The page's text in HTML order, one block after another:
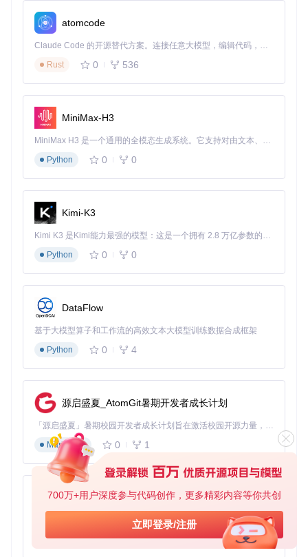
700万+用户深度参与代码创作，更多精彩内容等你共创
立即登录/注册
按键事件拦截与重映射
工具通过拦截底层鼠标事件，将原本被系统忽略的按键输入转
化为有意义的操作指令。这一机制如同为鼠标配备了"多语言
图1：Mac Mouse Fix按键配置界面，展示如何将鼠标侧键映
射为系统功能
滚动曲线优化引擎
内置的滚动曲线优化算法能够模拟触控板的平滑滚动体验。不
应用场景化配置系统
标，多种身份"。例如，在浏览器中侧键可设为前进/后退，在
职业场景应用指南
不同职业的工作流对鼠标操作有不同需求，Mac Mouse Fix提
供的灵活配置功能能够针对性解决各行业痛点。以下是三个典
软件开发工程师配置方案
核心需求 ：快速文件导航、代码注释切换、多窗口管理
推荐配置：
左侧键：前进（在IDE中导航历史）
右侧键：后退（在IDE中导航历史）
中键+滚轮：代码缩放
侧键+拖动：多光标选择
：代码浏览速度提升约30%，减少键盘快捷键操作频
atomcode
Claude Code 的开源替代方案。连接任意大模型，编辑代码，运行命令，自动验证 — 全自动执行。用 Rust 构建，极致性能。 ｜ An open-source alternative to Claude Code. Connect any LLM, edit code, run commands, and verify changes — autonomously. Built in Rust for speed. Get Started
Rust
0 536
MiniMax-H3
MiniMax H3 是一个通用的全模态生成系统。它支持对由文本、图像、视频和音频组成的多模态上下文进行统一理解，并能生成分辨率高达 2K、时长可达 15 秒的带原生立体声音频的视频。得益于面向任务泛化的系统设计，H3 在预训练阶段就已具备广泛的多模态上下文理解与生成能力，能够出色地执行复杂的多模态指令。
Python
0 0
Kimi-K3
Kimi K3 是Kimi能力最强的模型：这是一个拥有 2.8 万亿参数的混合专家（MoE）模型，具备原生视觉理解能力，并支持 100 万 token 的上下文窗口。
Python
0 0
DataFlow
基于大模型算子和工作流的高效文本大模型训练数据合成框架
Python
0 4
源启盛夏_AtomGit暑期开发者成长计划
「源启盛夏」暑期校园开发者成长计划旨在激活校园开源力量，通过积分激励、认证扶持、资源倾斜等形式，引导高校组织和开发者完成「入驻 — 建项目 — 做贡献 — 获认证 — 得资源」的完整闭环。无论你是想带领社团入驻平台的组织者，还是希望用代码贡献证明自己的开发者，都能在这里找到属于你的成长路径。
Markdown
0 1
py-xiaozhi
基于Python的Xiaozhi AI，适用于想要完整Xiaozhi体验而无需拥有专用硬件的用户。
Python
0 1